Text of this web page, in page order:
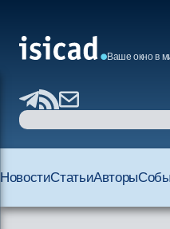
Ваше окно в
НовостиСтатьиАвторы